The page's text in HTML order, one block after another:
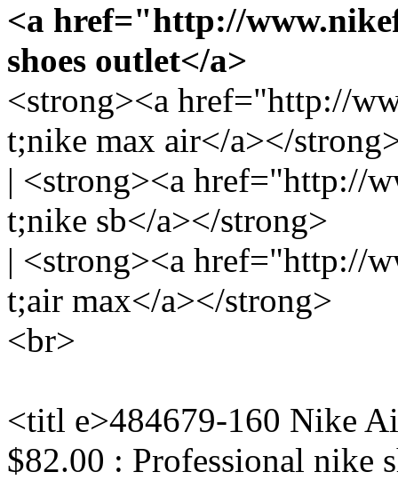
<a href="http://
shoes outlet</a>
<strong><a href="http://
t;nike max air</a></
| <strong><a href="http://
t;nike sb</a></strong>
| <strong><a href="http://
t;air max</a></strong>
<br>
<titl e>484679-160 Nike
$82.00 : Professional nike